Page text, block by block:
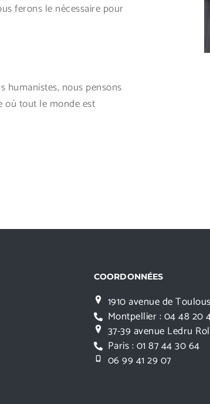
ferons le nécessaire pour
humanistes, nous pensons
où tout le monde est
COORDONNÉES
1910 avenue de
Montpellier : 04 48 20
37-39 avenue Ledru
Paris : 01 87 44 30 64
06 99 41 29 07